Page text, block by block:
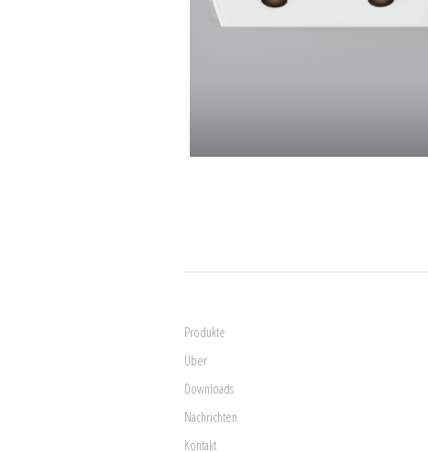
Produkte
Über
Downloads
Nachrichten
Kontakt